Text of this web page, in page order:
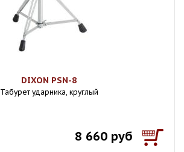
DIXON PSN-8
Табурет ударника, круглый
8 660 руб